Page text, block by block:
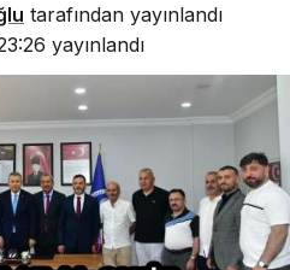
tarafından yayınlandı
yayınlandı